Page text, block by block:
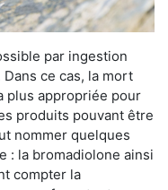
par ingestion
ce cas, la mort
plus appropriée pour
produits pouvant être
nommer quelques
: la bromadiolone ainsi
compter la